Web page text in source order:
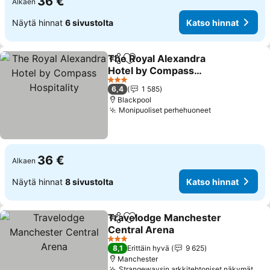
Näytä hinnat 6 sivustolta Katso hinnat
Jaa Lisää suosikkeihin
The Royal Alexandra
Hotel by Compass
Hospitality
Katso hinnat
3 Tähtiluokitus
6,4
1 585
Blackpool
Monipuoliset perhehuoneetKatso hinnat
Alkaen 36 €
Näytä hinnat 8 sivustolta Katso hinnat
Jaa Lisää suosikkeihin
Travelodge Manchester
Central Arena
Katso hinnat
3 Tähtiluokitus
8,1 Erittäin hyvä
9 625
Manchester